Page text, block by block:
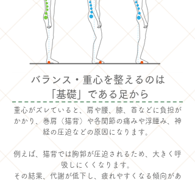
バランス・重心を整えるのは
「基礎」である足から
重心がズレていると、肩や腰、膝、首などに負担が
かかり、巻肩（猫背）や各関節の痛みや浮腫み、神
経の圧迫などの原因になります。
例えば、猫背では胸郭が圧迫されるため、大きく呼
吸しにくくなります。
その結果、代謝が低下し、疲れやすくなる傾向があ